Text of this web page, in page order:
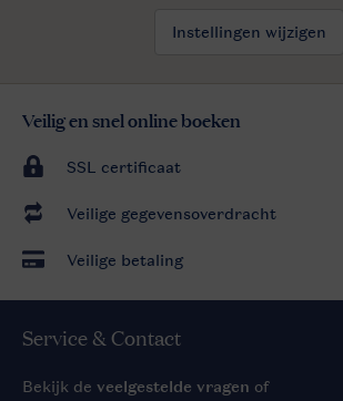
Instellingen wijzigen
Veilig en snel online boeken
SSL certificaat
Veilige gegevensoverdracht
Veilige betaling
Service & Contact
Bekijk de veelgestelde vragen of